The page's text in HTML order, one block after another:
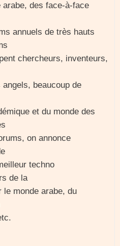
des face-à-face
annuels de très hauts
chercheurs, inventeurs,
beaucoup de
et du monde des
on annonce
techno
de la
le monde arabe, du